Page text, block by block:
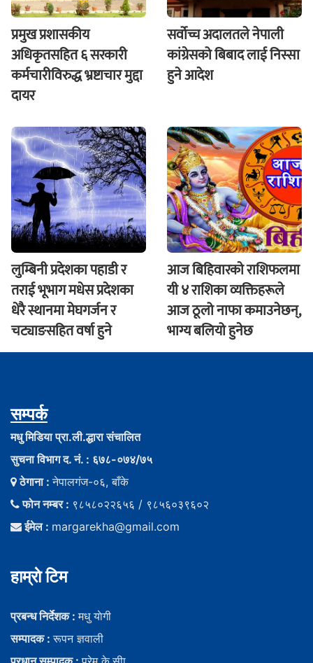
प्रमुख प्रशासकीय
अधिकृतसहित ६ सरकारी
कर्मचारीविरुद्ध भ्रष्टाचार मुद्दा
दायर
सर्वोच्च अदालतले नेपाली
कांग्रेसको बिबाद लाई निस्सा
हुने आदेश
लुम्बिनी प्रदेशका पहाडी र
तराई भूभाग मधेस प्रदेशका
धेरै स्थानमा मेघगर्जन र
चट्याङसहित वर्षा हुने
आज बिहिवारकाे राशिफलमा
यी ४ राशिका व्यक्तिहरूले
आज ठूलो नाफा कमाउनेछन्,
भाग्य बलियो हुनेछ
सम्पर्क
मधु मिडिया प्रा.ली.द्धारा संचालित
सुचना विभाग द. नं. : ६७८-०७४/७५
ठेगाना :नेपालगंज-०६, बाँके
फोन नम्बर : ९८५८०२२६५६ / ९८५६०३९६०२
ईमेल : margarekha@gmail.com
हाम्राे टिम
प्रबन्ध निर्देशक :मधु याेगी
सम्पादक :रूपन ज्ञवाली